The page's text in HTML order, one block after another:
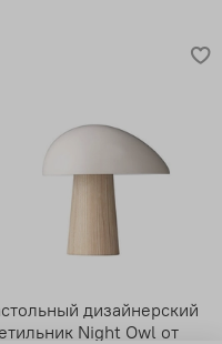
дизайнерский
Night Owl от